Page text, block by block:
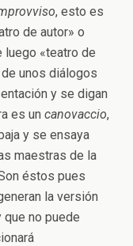
, esto es
de autor» o
luego «teatro de
unos diálogos
y se digan
es un canovaccio,
y se ensaya
maestras de la
éstos pues
la versión
no puede